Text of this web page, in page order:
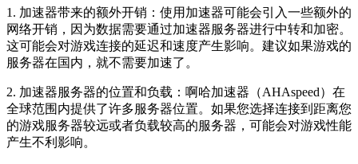
1. 加速器带来的额外开销：使用加速器可能会引入一些额外的
网络开销，因为数据需要通过加速器服务器进行中转和加密。
这可能会对游戏连接的延迟和速度产生影响。建议如果游戏的
服务器在国内，就不需要加速了。
2. 加速器服务器的位置和负载：啊哈加速器（AHAspeed）在
全球范围内提供了许多服务器位置。如果您选择连接到距离您
的游戏服务器较远或者负载较高的服务器，可能会对游戏性能
产生不利影响。